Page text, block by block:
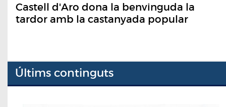
Castell d'Aro dona la benvinguda la
tardor amb la castanyada popular
Últims continguts